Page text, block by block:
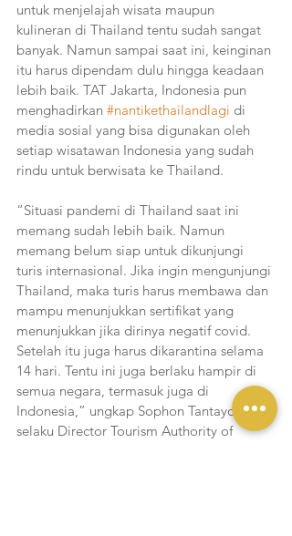
untuk menjelajah wisata maupun
kulineran di Thailand tentu sudah sangat
banyak. Namun sampai saat ini, keinginan
itu harus dipendam dulu hingga keadaan
lebih baik. TAT Jakarta, Indonesia pun
menghadirkan #nantikethailandlagi di
media sosial yang bisa digunakan oleh
setiap wisatawan Indonesia yang sudah
rindu untuk berwisata ke Thailand.
“Situasi pandemi di Thailand saat ini
memang sudah lebih baik. Namun
memang belum siap untuk dikunjungi
turis internasional. Jika ingin mengunjungi
Thailand, maka turis harus membawa dan
mampu menunjukkan sertifikat yang
menunjukkan jika dirinya negatif covid.
Setelah itu juga harus dikarantina selama
14 hari. Tentu ini juga berlaku hampir di
semua negara, termasuk juga di
Indonesia,” ungkap Sophon Tantayotai
selaku Director Tourism Authority of